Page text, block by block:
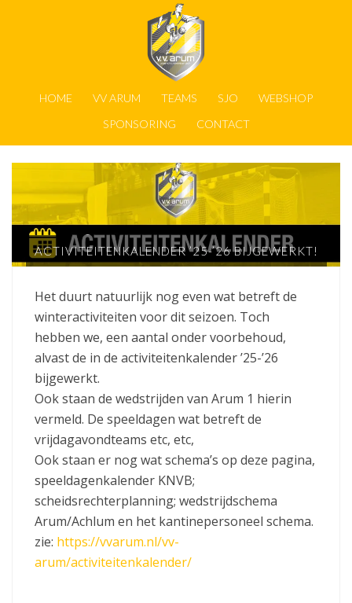
HOME VV ARUM TEAMS SJO
WEBSHOP
SPONSORING
CONTACT
ACTIVITEITENKALENDER ’25-’26 BIJGEWERKT!
Het duurt natuurlijk nog even wat betreft de
winteractiviteiten voor dit seizoen. Toch
hebben we, een aantal onder voorbehoud,
alvast de in de activiteitenkalender ’25-’26
bijgewerkt.
Ook staan de wedstrijden van Arum 1 hierin
vermeld. De speeldagen wat betreft de
vrijdagavondteams etc, etc,
Ook staan er nog wat schema’s op deze pagina,
speeldagenkalender KNVB;
scheidsrechterplanning; wedstrijdschema
Arum/Achlum en het kantinepersoneel schema.
zie: https://vvarum.nl/vv-
arum/activiteitenkalender/